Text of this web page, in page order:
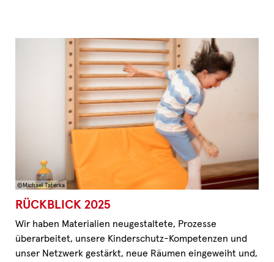
©Michael Taterka
RÜCKBLICK 2025
Wir haben Materialien neugestaltete, Prozesse
überarbeitet, unsere Kinderschutz-Kompetenzen und
unser Netzwerk gestärkt, neue Räumen eingeweiht und,